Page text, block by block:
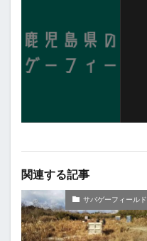
関連する記事
サバゲーフィールド